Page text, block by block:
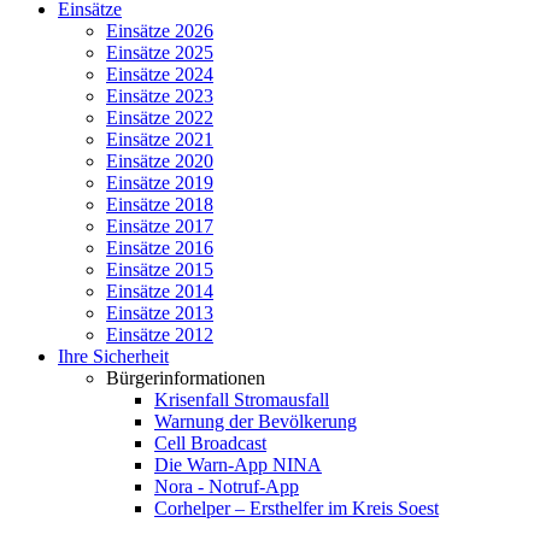
Einsätze
Einsätze 2026
Einsätze 2025
Einsätze 2024
Einsätze 2023
Einsätze 2022
Einsätze 2021
Einsätze 2020
Einsätze 2019
Einsätze 2018
Einsätze 2017
Einsätze 2016
Einsätze 2015
Einsätze 2014
Einsätze 2013
Einsätze 2012
Ihre Sicherheit
Bürgerinformationen
Krisenfall Stromausfall
Warnung der Bevölkerung
Cell Broadcast
Die Warn-App NINA
Nora - Notruf-App
Corhelper – Ersthelfer im Kreis Soest